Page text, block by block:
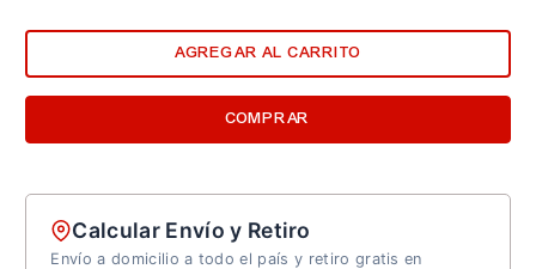
AGREGAR AL CARRITO
COMPRAR
Calcular Envío y Retiro
Envío a domicilio a todo el país y retiro gratis en